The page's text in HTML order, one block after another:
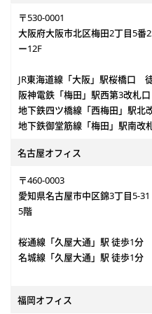
〒530-0001
大阪府大阪市北区梅田2丁目5番
ー12F
JR東海道線「大阪」駅桜橋口
阪神電鉄「梅田」駅西第3改札
地下鉄四ツ橋線「西梅田」駅
地下鉄御堂筋線「梅田」駅南
名古屋オフィス
〒460-0003
愛知県名古屋市中区錦3丁目5-
5階
桜通線「久屋大通」駅 徒歩1分
名城線「久屋大通」駅 徒歩1分
福岡オフィス